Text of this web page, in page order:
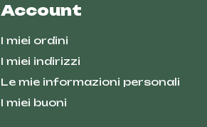
Account
I miei ordini
I miei indirizzi
Le mie informazioni personali
I miei buoni